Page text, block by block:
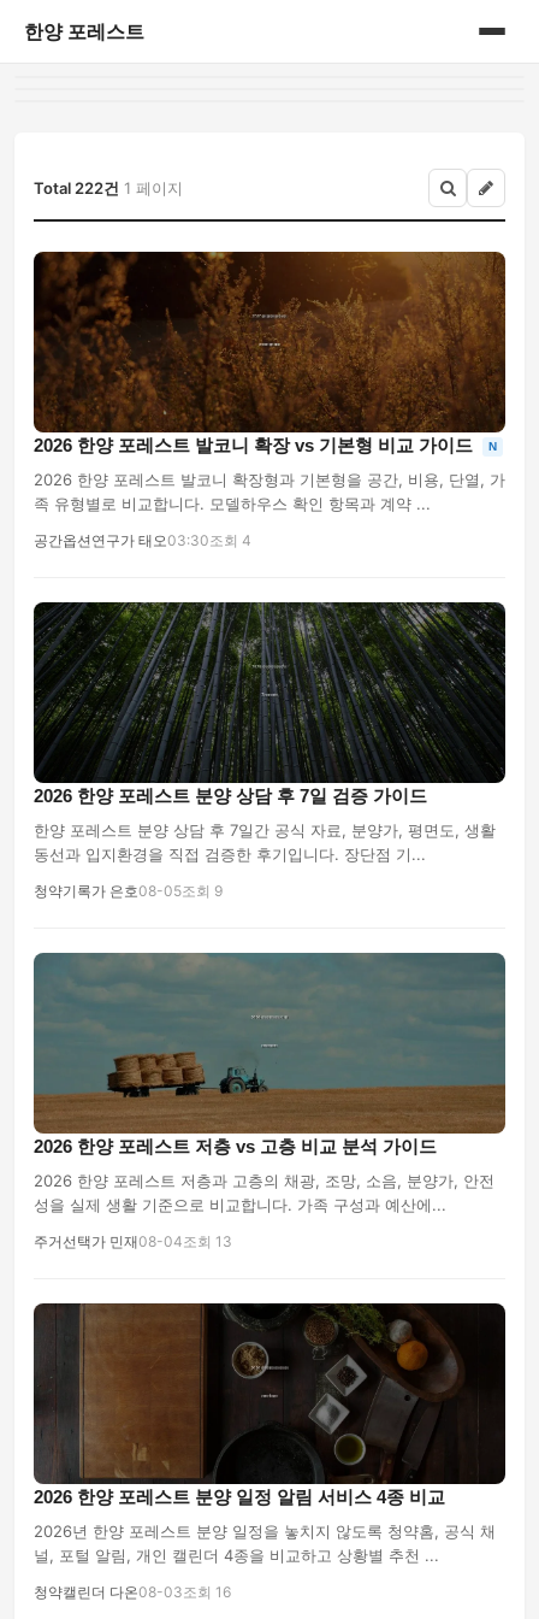
한양 포레스트
Total 222건 1 페이지
2026 한양 포레스트 발코니 확장 vs 기본형 비교 가이드 N
2026 한양 포레스트 발코니 확장형과 기본형을 공간, 비용, 단열, 가
족 유형별로 비교합니다. 모델하우스 확인 항목과 계약 ...
공간옵션연구가 태오03:30조회 4
2026 한양 포레스트 분양 상담 후 7일 검증 가이드
한양 포레스트 분양 상담 후 7일간 공식 자료, 분양가, 평면도, 생활
동선과 입지환경을 직접 검증한 후기입니다. 장단점 기...
청약기록가 은호08-05조회 9
2026 한양 포레스트 저층 vs 고층 비교 분석 가이드
2026 한양 포레스트 저층과 고층의 채광, 조망, 소음, 분양가, 안전
성을 실제 생활 기준으로 비교합니다. 가족 구성과 예산에...
주거선택가 민재08-04조회 13
2026 한양 포레스트 분양 일정 알림 서비스 4종 비교
2026년 한양 포레스트 분양 일정을 놓치지 않도록 청약홈, 공식 채
널, 포털 알림, 개인 캘린더 4종을 비교하고 상황별 추천 ...
청약캘린더 다온08-03조회 16